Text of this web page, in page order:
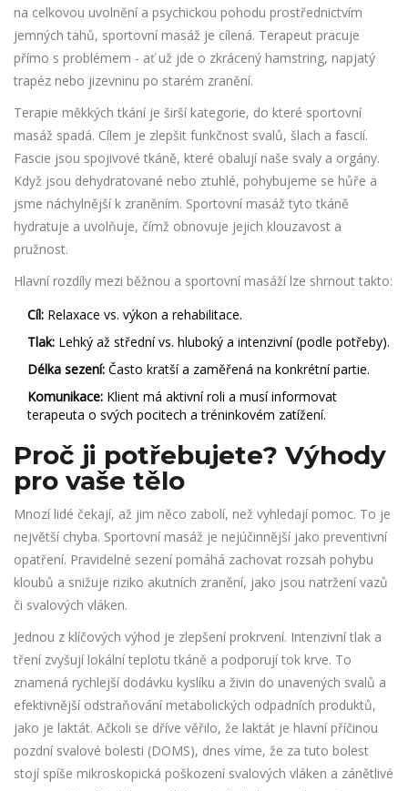
na celkovou uvolnění a psychickou pohodu prostřednictvím
jemných tahů, sportovní masáž je cílená. Terapeut pracuje
přímo s problémem - ať už jde o zkrácený hamstring, napjatý
trapéz nebo jizevninu po starém zranění.
Terapie měkkých tkání je širší kategorie, do které sportovní
masáž spadá. Cílem je zlepšit funkčnost svalů, šlach a fascií.
Fascie jsou spojivové tkáně, které obalují naše svaly a orgány.
Když jsou dehydratované nebo ztuhlé, pohybujeme se hůře a
jsme náchylnější k zraněním. Sportovní masáž tyto tkáně
hydratuje a uvolňuje, čímž obnovuje jejich klouzavost a
pružnost.
Hlavní rozdíly mezi běžnou a sportovní masáží lze shrnout takto:
Cíl: Relaxace vs. výkon a rehabilitace.
Tlak: Lehký až střední vs. hluboký a intenzivní (podle potřeby).
Délka sezení: Často kratší a zaměřená na konkrétní partie.
Komunikace: Klient má aktivní roli a musí informovat
terapeuta o svých pocitech a tréninkovém zatížení.
Proč ji potřebujete? Výhody
pro vaše tělo
Mnozí lidé čekají, až jim něco zabolí, než vyhledají pomoc. To je
největší chyba. Sportovní masáž je nejúčinnější jako preventivní
opatření. Pravidelné sezení pomáhá zachovat rozsah pohybu
kloubů a snižuje riziko akutních zranění, jako jsou natržení vazů
či svalových vláken.
Jednou z klíčových výhod je zlepšení prokrvení. Intenzivní tlak a
tření zvyšují lokální teplotu tkáně a podporují tok krve. To
znamená rychlejší dodávku kyslíku a živin do unavených svalů a
efektivnější odstraňování metabolických odpadních produktů,
jako je laktát. Ačkoli se dříve věřilo, že laktát je hlavní příčinou
pozdní svalové bolesti (DOMS), dnes víme, že za tuto bolest
stojí spíše mikroskopická poškození svalových vláken a zánětlivé